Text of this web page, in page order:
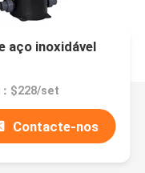
aço inoxidável
$228/set
Contacte-nos